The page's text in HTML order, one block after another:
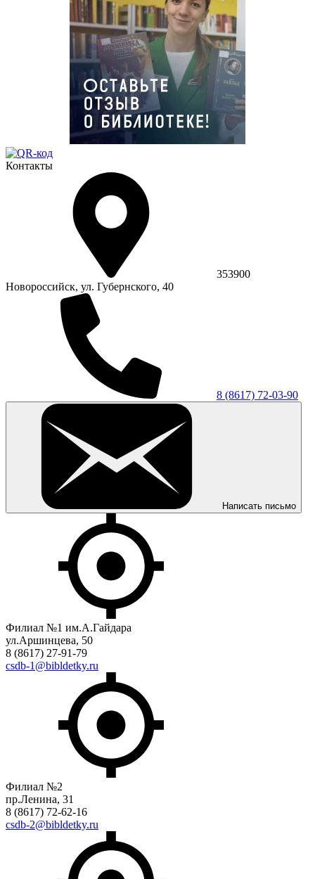
Контакты
353900
Новороссийск, ул. Губернского, 40
8 (8617) 72-03-90
Написать письмо
Филиал №1 им.А.Гайдара
ул.Аршинцева, 50
8 (8617) 27-91-79
csdb-1@bibldetky.ru
Филиал №2
пр.Ленина, 31
8 (8617) 72-62-16
csdb-2@bibldetky.ru